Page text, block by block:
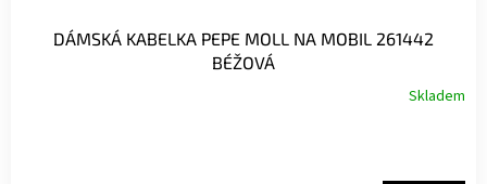
DÁMSKÁ KABELKA PEPE MOLL NA MOBIL 261442
BÉŽOVÁ
Skladem